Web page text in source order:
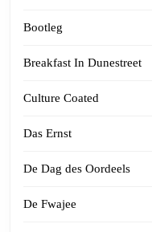
Bootleg
Breakfast In Dunestreet
Culture Coated
Das Ernst
De Dag des Oordeels
De Fwajee